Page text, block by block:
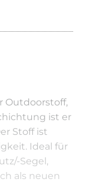
Outdoorstoff,
ist er
Stoff ist
Ideal für
Segel,
als neuen